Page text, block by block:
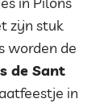
zijn stuk
worden de
de Sant
in